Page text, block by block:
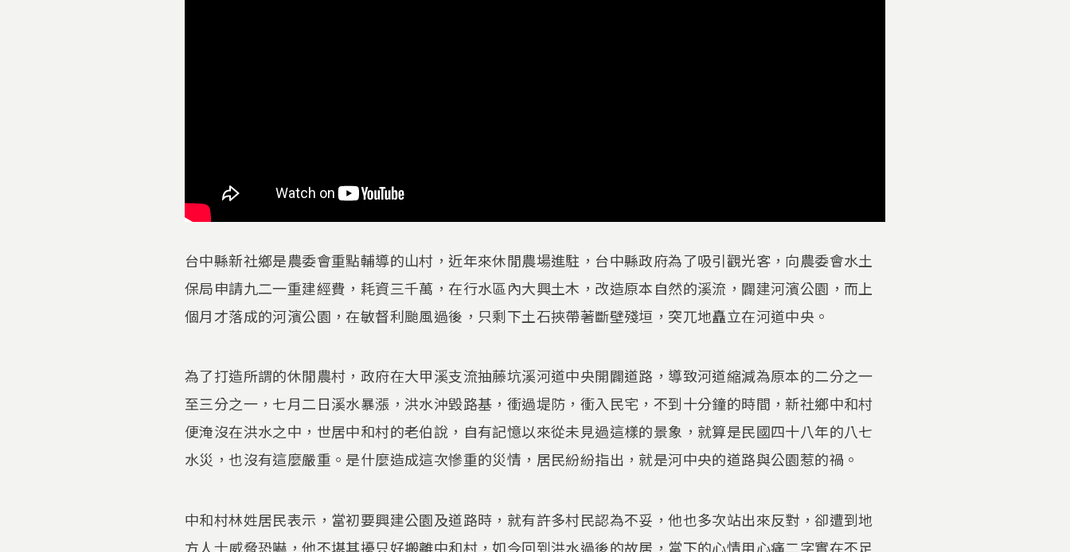
台中縣新社鄉是農委會重點輔導的山村，近年來休閒農場進駐，台中縣政府為了吸引觀光客，向農委會水土
保局申請九二一重建經費，耗資三千萬，在行水區內大興土木，改造原本自然的溪流，闢建河濱公園，而上
個月才落成的河濱公園，在敏督利颱風過後，只剩下土石挾帶著斷壁殘垣，突兀地矗立在河道中央。
為了打造所謂的休閒農村，政府在大甲溪支流抽藤坑溪河道中央開闢道路，導致河道縮減為原本的二分之一
至三分之一，七月二日溪水暴漲，洪水沖毀路基，衝過堤防，衝入民宅，不到十分鐘的時間，新社鄉中和村
便淹沒在洪水之中，世居中和村的老伯說，自有記憶以來從未見過這樣的景象，就算是民國四十八年的八七
水災，也沒有這麼嚴重。是什麼造成這次慘重的災情，居民紛紛指出，就是河中央的道路與公園惹的禍。
中和村林姓居民表示，當初要興建公園及道路時，就有許多村民認為不妥，他也多次站出來反對，卻遭到地
方人士威脅恐嚇，他不堪其擾只好搬離中和村，如今回到洪水過後的故居，當下的心情用心痛二字實在不足